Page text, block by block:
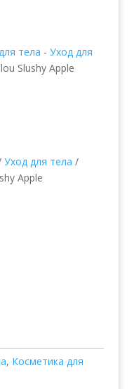
тела - Уход для
Slushy Apple
Уход для тела /
Apple
, Косметика для